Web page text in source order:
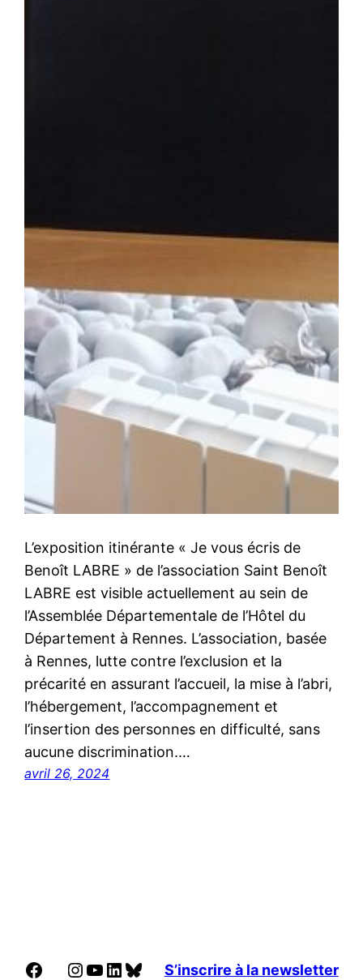
L’exposition itinérante « Je vous écris de
Benoît LABRE » de l’association Saint Benoît
LABRE est visible actuellement au sein de
l’Assemblée Départementale de l’Hôtel du
Département à Rennes. L’association, basée
à Rennes, lutte contre l’exclusion et la
précarité en assurant l’accueil, la mise à l’abri,
l’hébergement, l’accompagnement et
l’insertion des personnes en difficulté, sans
aucune discrimination.…
avril 26, 2024
Facebook
Instagram
YouTube
LinkedIn
BlueskyS’inscrire à la newsletter